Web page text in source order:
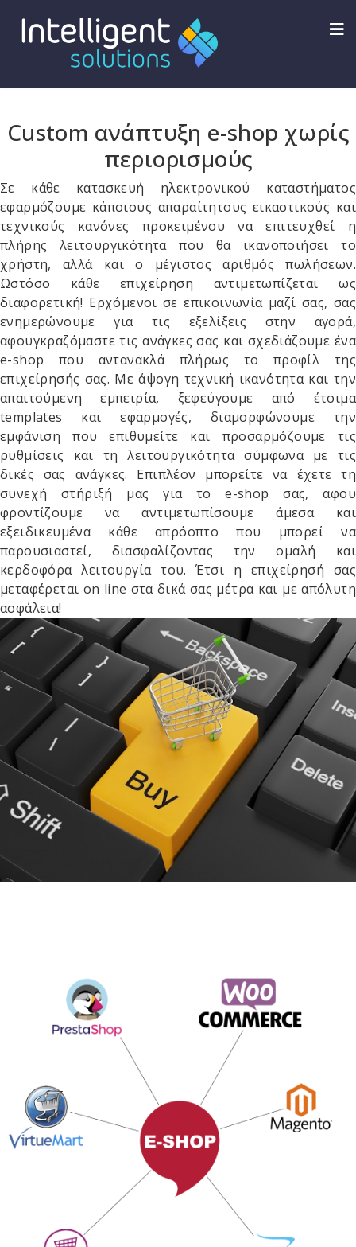
Custom ανάπτυξη e-shop χωρίς
περιορισμούς
Σε κάθε κατασκευή ηλεκτρονικού καταστήματος
εφαρμόζουμε κάποιους απαραίτητους εικαστικούς και
τεχνικούς κανόνες προκειμένου να επιτευχθεί η
πλήρης λειτουργικότητα που θα ικανοποιήσει το
χρήστη, αλλά και ο μέγιστος αριθμός πωλήσεων.
Ωστόσο κάθε επιχείρηση αντιμετωπίζεται ως
διαφορετική! Ερχόμενοι σε επικοινωνία μαζί σας, σας
ενημερώνουμε για τις εξελίξεις στην αγορά,
αφουγκραζόμαστε τις ανάγκες σας και σχεδιάζουμε ένα
e-shop που αντανακλά πλήρως το προφίλ της
επιχείρησής σας. Με άψογη τεχνική ικανότητα και την
απαιτούμενη εμπειρία, ξεφεύγουμε από έτοιμα
templates και εφαρμογές, διαμορφώνουμε την
εμφάνιση που επιθυμείτε και προσαρμόζουμε τις
ρυθμίσεις και τη λειτουργικότητα σύμφωνα με τις
δικές σας ανάγκες. Επιπλέον μπορείτε να έχετε τη
συνεχή στήριξή μας για το e-shop σας, αφου
φροντίζουμε να αντιμετωπίσουμε άμεσα και
εξειδικευμένα κάθε απρόοπτο που μπορεί να
παρουσιαστεί, διασφαλίζοντας την ομαλή και
κερδοφόρα λειτουργία του. Έτσι η επιχείρησή σας
μεταφέρεται on line στα δικά σας μέτρα και με απόλυτη
ασφάλεια!